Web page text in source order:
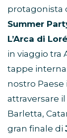
protagonista
Summer
L’Arca di Loré
in viaggio tra
tappe
nostro Paese il
attraversare
Barletta,
gran finale di